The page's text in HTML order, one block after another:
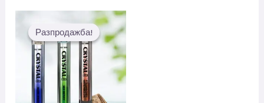
Разпродажба!
Разпродажба!